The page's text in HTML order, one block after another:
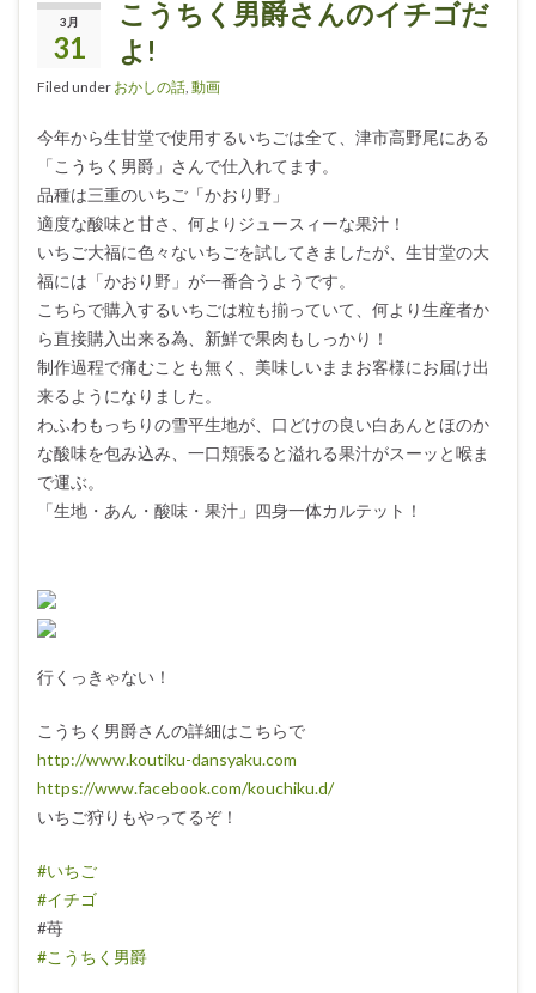
3月
31
こうちく男爵さんのイチゴだ
よ!
Filed under おかしの話, 動画
今年から生甘堂で使用するいちごは全て、津市高野尾にある
「こうちく男爵」さんで仕入れてます。
品種は三重のいちご「かおり野」
適度な酸味と甘さ、何よりジュースィーな果汁！
いちご大福に色々ないちごを試してきましたが、生甘堂の大
福には「かおり野」が一番合うようです。
こちらで購入するいちごは粒も揃っていて、何より生産者か
ら直接購入出来る為、新鮮で果肉もしっかり！
制作過程で痛むことも無く、美味しいままお客様にお届け出
来るようになりました。
わふわもっちりの雪平生地が、口どけの良い白あんとほのか
な酸味を包み込み、一口頬張ると溢れる果汁がスーッと喉ま
で運ぶ。
「生地・あん・酸味・果汁」四身一体カルテット！
行くっきゃない！
こうちく男爵さんの詳細はこちらで
http://www.koutiku-dansyaku.com
https://www.facebook.com/kouchiku.d/
いちご狩りもやってるぞ！
#いちご
#イチゴ
#苺
#こうちく男爵